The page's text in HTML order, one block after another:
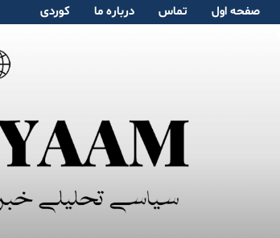
صفحە اول تماس دربارە ما کوردی